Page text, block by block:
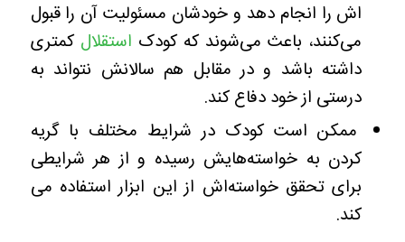
اش را انجام دهد و خودشان مسئولیت آن را قبول
می‌کنند، باعث می‌شوند که کودک استقلال کمتری
داشته باشد و در مقابل هم سالانش نتواند به
درستی از خود دفاع کند.
ممکن است کودک در شرایط مختلف با گریه
کردن به خواسته‌هایش رسیده و از هر شرایطی
برای تحقق خواسته‌اش از این ابزار استفاده می
کند.